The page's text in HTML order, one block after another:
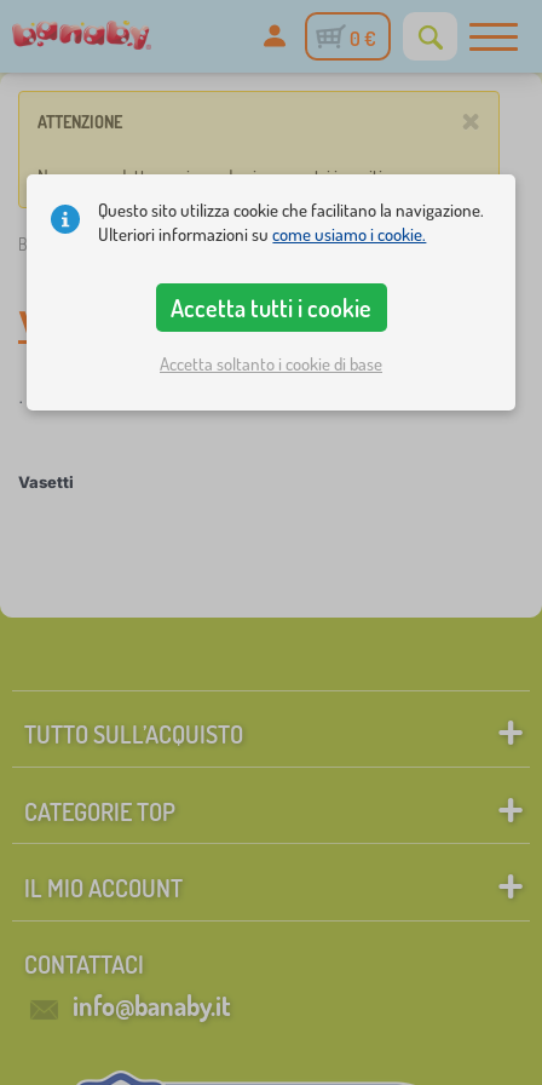
0 €
×
ATTENZIONE
Nessun prodotto corrisponde ai parametri inseriti.
Banaby.it »Tutto per i bambini
Vasetti
.
Vasetti
TUTTO SULL’ACQUISTO
CATEGORIE TOP
IL MIO ACCOUNT
CONTATTACI
info@banaby.it
Questo sito utilizza cookie che facilitano la navigazione.
Ulteriori informazioni sucome usiamo i cookie.
Accetta tutti i cookie
Accetta soltanto i cookie di base